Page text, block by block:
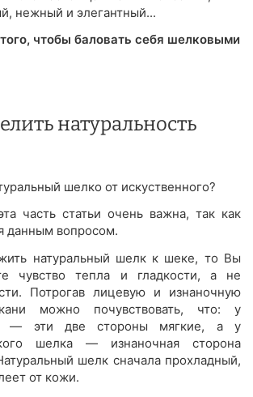
нежный и элегантный...
чтобы баловать себя шелковыми
натуральность
шелко от искуственного?
часть статьи очень важна, так как
данным вопросом.
натуральный шелк к шеке, то Вы
чувство тепла и гладкости, а не
Потрогав лицевую и изнаночную
можно почувствовать, что: у
— эти две стороны мягкие, а у
шелка — изнаночная сторона
шелк сначала прохладный,
от кожи.